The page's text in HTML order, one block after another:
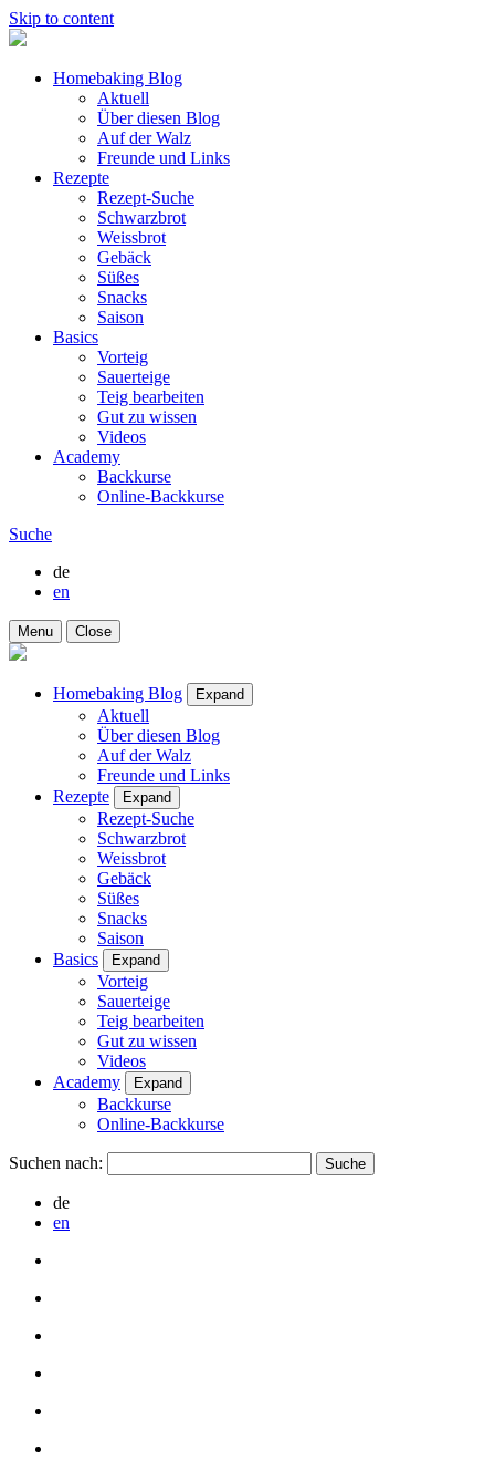
Skip to content
Homebaking Blog
Aktuell
Über diesen Blog
Auf der Walz
Freunde und Links
Rezepte
Rezept-Suche
Schwarzbrot
Weissbrot
Gebäck
Süßes
Snacks
Saison
Basics
Vorteig
Sauerteige
Teig bearbeiten
Gut zu wissen
Videos
Academy
Backkurse
Online-Backkurse
Suche
de
en
Menu Close
Homebaking Blog Expand
Aktuell
Über diesen Blog
Auf der Walz
Freunde und Links
Rezepte
Expand
Rezept-Suche
Schwarzbrot
Weissbrot
Gebäck
Süßes
Snacks
Saison
Basics
Expand
Vorteig
Sauerteige
Teig bearbeiten
Gut zu wissen
Videos
Academy
Expand
Backkurse
Online-Backkurse
Suchen nach:
de
en